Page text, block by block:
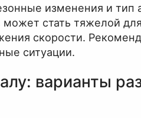
изменения и тип
стать тяжелой
скорости.
ситуации.
варианты